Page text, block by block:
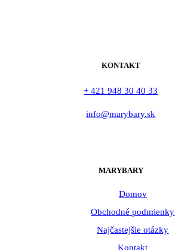
KONTAKT
+ 421 948 30 40 33
info@marybary.sk
MARYBARY
Domov
Obchodné podmienky
Najčastejšie otázky
Kontakt